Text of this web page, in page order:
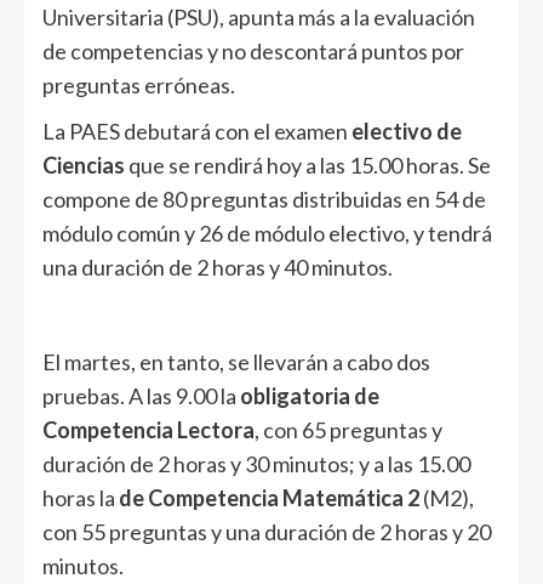
Universitaria (PSU), apunta más a la evaluación
de competencias y no descontará puntos por
preguntas erróneas.
La PAES debutará con el examen electivo de
Ciencias que se rendirá hoy a las 15.00 horas. Se
compone de 80 preguntas distribuidas en 54 de
módulo común y 26 de módulo electivo, y tendrá
una duración de 2 horas y 40 minutos.
El martes, en tanto, se llevarán a cabo dos
pruebas. A las 9.00 la obligatoria de
Competencia Lectora, con 65 preguntas y
duración de 2 horas y 30 minutos; y a las 15.00
horas la de Competencia Matemática 2(M2),
con 55 preguntas y una duración de 2 horas y 20
minutos.